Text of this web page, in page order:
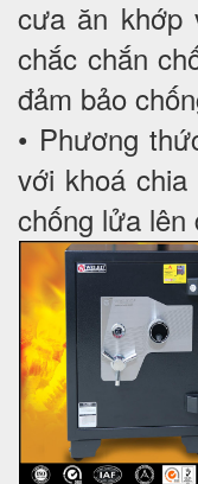
cưa ăn khớp
chắc chắn
đảm bảo
• Phương
với khoá
chống lửa lên